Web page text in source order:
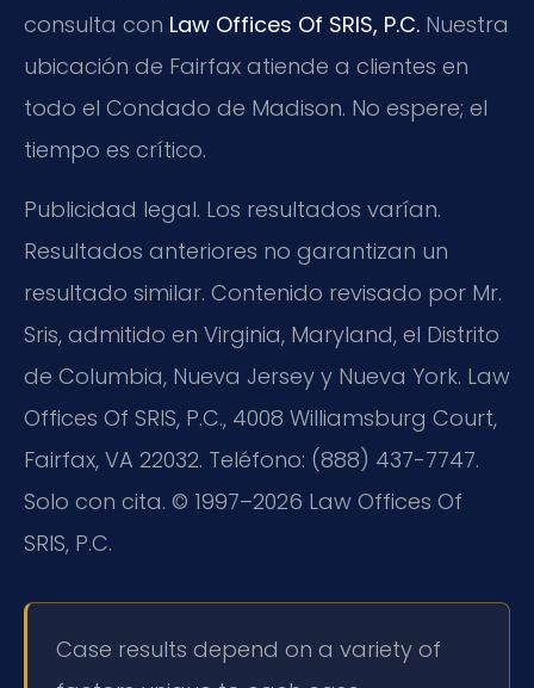
consulta con Law Offices Of SRIS, P.C. Nuestra
ubicación de Fairfax atiende a clientes en
todo el Condado de Madison. No espere; el
tiempo es crítico.
Publicidad legal. Los resultados varían.
Resultados anteriores no garantizan un
resultado similar. Contenido revisado por Mr.
Sris, admitido en Virginia, Maryland, el Distrito
de Columbia, Nueva Jersey y Nueva York. Law
Offices Of SRIS, P.C., 4008 Williamsburg Court,
Fairfax, VA 22032. Teléfono: (888) 437-7747.
Solo con cita. © 1997–2026 Law Offices Of
SRIS, P.C.
Case results depend on a variety of